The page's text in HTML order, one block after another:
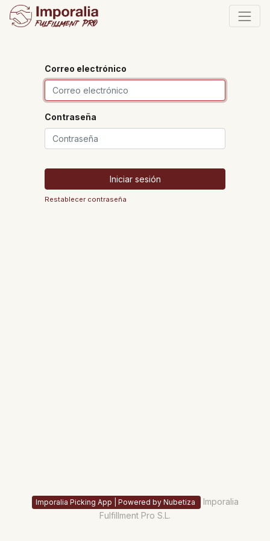
Correo electrónico
Contraseña
Iniciar sesión
Restablecer contraseña
Imporalia Picking App | Powered by Nubetiza
Imporalia
Fulfillment Pro S.L.